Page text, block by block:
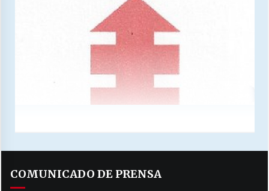
COMUNICADO DE PRENSA